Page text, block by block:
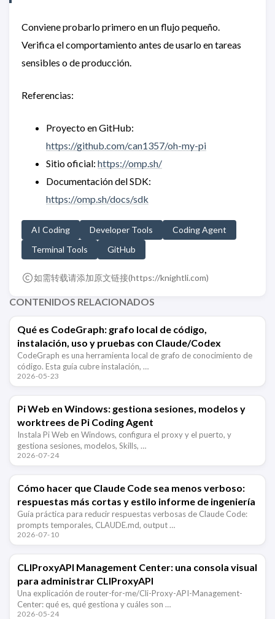
Conviene probarlo primero en un flujo pequeño.
Verifica el comportamiento antes de usarlo en tareas
sensibles o de producción.
Referencias:
Proyecto en GitHub:
https://github.com/can1357/oh-my-pi
Sitio oficial: https://omp.sh/
Documentación del SDK:
https://omp.sh/docs/sdk
AI Coding Developer Tools
Coding Agent
Terminal Tools
GitHub
如需转载请添加原文链接(https://knightli.com)
CONTENIDOS RELACIONADOS
Qué es CodeGraph: grafo local de código,
instalación, uso y pruebas con Claude/Codex
CodeGraph es una herramienta local de grafo de conocimiento de
código. Esta guía cubre instalación, …
2026-05-23
Pi Web en Windows: gestiona sesiones, modelos y
worktrees de Pi Coding Agent
Instala Pi Web en Windows, configura el proxy y el puerto, y
gestiona sesiones, modelos, Skills, …
2026-07-24
Cómo hacer que Claude Code sea menos verboso:
respuestas más cortas y estilo informe de ingeniería
Guía práctica para reducir respuestas verbosas de Claude Code:
prompts temporales, CLAUDE.md, output …
2026-07-10
CLIProxyAPI Management Center: una consola visual
para administrar CLIProxyAPI
Una explicación de router-for-me/Cli-Proxy-API-Management-
Center: qué es, qué gestiona y cuáles son …
2026-05-24